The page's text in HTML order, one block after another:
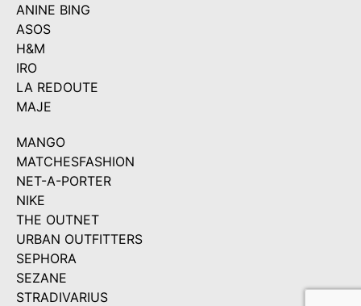
ANINE BING
ASOS
H&M
IRO
LA REDOUTE
MAJE
MANGO
MATCHESFASHION
NET-A-PORTER
NIKE
THE OUTNET
URBAN OUTFITTERS
SEPHORA
SEZANE
STRADIVARIUS